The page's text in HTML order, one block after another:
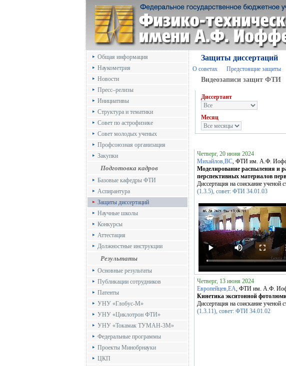
Общая информация
Наукометрия
Новости
Пресс–релизы
Инициативы
Структура и тематики
Совет по астрофизике
Совет молодых ученых
Профсоюзная организация
Закупки
Подготовка кадров
Базовые кафедры ФТИ
Аспирантура
Защиты диссертаций
Научные школы
Конкурсы
Аттестация
Должностные инструкции
Результаты
Основные результаты
Публикации сотрудников
Патенты
УНУ «Глобус-М»
УНУ «Циклотрон ФТИ»
УНУ «Токамак ТУМАН-3М»
Федеральные программы
Проекты Минобрнауки
ЦКП
Защиты диссертаций
О советах Предстоящие защиты
Видеозаписи защит ФТИ
Диссертант
Месяц
Четверг, 20 июня 2024
Михайлов,ВС, ФТИ им. А.Ф.
Моделирование распыления и
перспективных материалов
Диссертация на соискание ученой
(1.3.5), совет: ФТИ 34.01.03
Четверг, 13 июня 2024
Европейцев,ЕА, ФТИ им. А.Ф.
Кинетика экситонной
Диссертация на соискание ученой
(1.3.11), совет: ФТИ 34.01.02